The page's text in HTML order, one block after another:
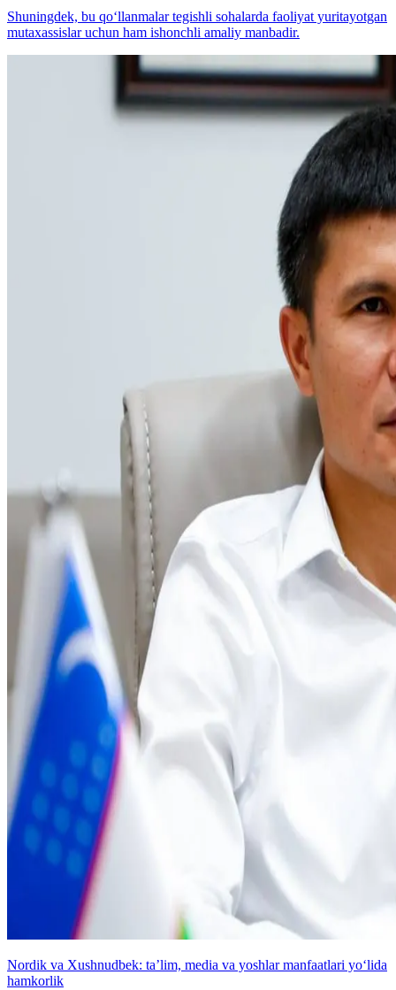
Shuningdek, bu qo‘llanmalar tegishli sohalarda faoliyat yuritayotgan
mutaxassislar uchun ham ishonchli amaliy manbadir.
Nordik va Xushnudbek: taʼlim, media va yoshlar manfaatlari yo‘lida
hamkorlik